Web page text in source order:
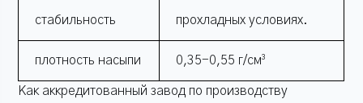
стабильность прохладных условиях.
плотность насыпи 0,35-0,55 г/см³
Как аккредитованный завод по производству